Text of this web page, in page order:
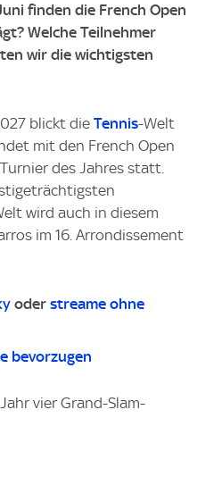
finden die French Open
Welche Teilnehmer
wir die wichtigsten
blickt die Tennis-Welt
mit den French Open
des Jahres statt.
wird auch in diesem
im 16. Arrondissement
oder streame ohne
bevorzugen
vier Grand-Slam-